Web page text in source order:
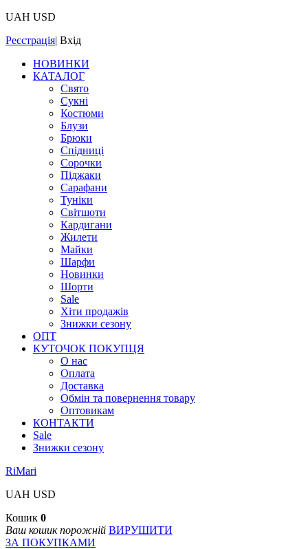
UAH USD
Реєстрація| Вхід
НОВИНКИ
КАТАЛОГ
Свято
Сукні
Костюми
Блузи
Брюки
Спідниці
Сорочки
Піджаки
Сарафани
Туніки
Світшоти
Кардигани
Жилети
Майки
Шарфи
Новинки
Шорти
Sale
Хіти продажів
Знижки сезону
ОПТ
КУТОЧОК ПОКУПЦЯ
О нас
Оплата
Доставка
Обмін та повернення товару
Оптовикам
КОНТАКТИ
Sale
Знижки сезону
RiMari
UAH USD
Кошик 0
Ваш кошик порожній ВИРУШИТИ
ЗА ПОКУПКАМИ